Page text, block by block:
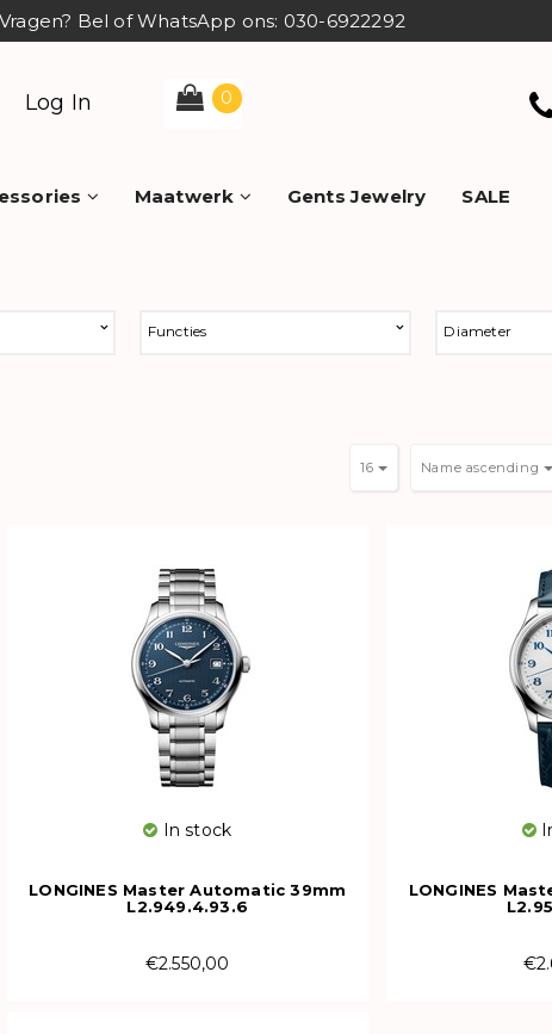
Bel of WhatsApp ons: 030-6922292
Log In 0
Maatwerk Gents Jewelry SALE
Functies Diameter
Name ascending
16
In stock
LONGINES Master Automatic 39mm
L2.949.4.93.6
€2.550,00
LONGINES